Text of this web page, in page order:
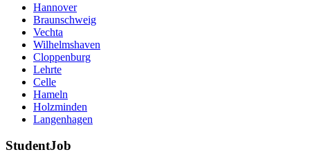
Hannover
Braunschweig
Vechta
Wilhelmshaven
Cloppenburg
Lehrte
Celle
Hameln
Holzminden
Langenhagen
StudentJob